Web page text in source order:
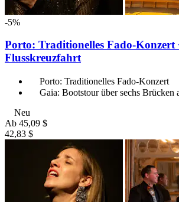
-5%
Porto: Traditionelles Fado-Konzert
Flusskreuzfahrt
Porto: Traditionelles Fado-Konzert
Gaia: Bootstour über sechs Brücken
Neu
Ab 45,09 $
42,83 $